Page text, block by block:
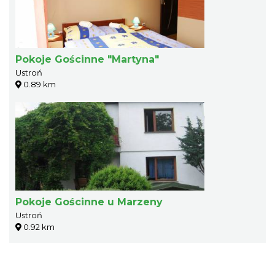
Pokoje Gościnne "Martyna"
Ustroń
0.89 km
Pokoje Gościnne u Marzeny
Ustroń
0.92 km